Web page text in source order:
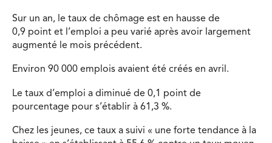
Sur un an, le taux de chômage est en hausse de
0,9 point et l’emploi a peu varié après avoir largement
augmenté le mois précédent.
Environ 90 000 emplois avaient été créés en avril.
Le taux d’emploi a diminué de 0,1 point de
pourcentage pour s’établir à 61,3 %.
Chez les jeunes, ce taux a suivi « une forte tendance à la